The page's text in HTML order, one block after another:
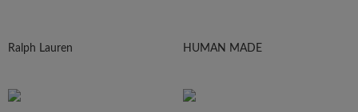
Ralph Lauren HUMAN MADE